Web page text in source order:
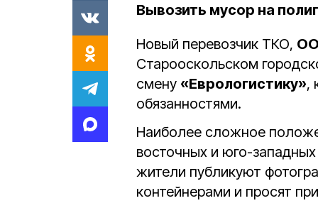
Вывозить мусор на
Новый перевозчик ТКО,
Старооскольском
смену «Еврологистику»,
обязанностями.
Наиболее сложное
восточных и юго-
жители публикуют
контейнерами и просят